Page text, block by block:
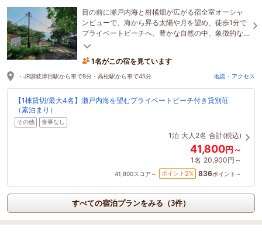
目の前に瀬戸内海と柑橘畑が広がる宿全室オーシャ
ンビューで、海から昇る太陽や月を望め、徒歩1分で
プライベートビーチへ。豊かな自然の中、象徴的な
クヌギの木もあり、あるべき自然に触れる場所で
1名がこの宿を見ています
・JR讃岐津田駅から車で8分・高松駅から車で45分 地図・アクセス
【1棟貸切/最大4名】瀬戸内海を望むプライベートビーチ付き貸別荘
（素泊まり）
その他 食事なし
1泊 大人2名 合計(税込)
41,800円～
1名 20,900円～
41,800スコア～ ポイント 2% 836ポイント～
すべての宿泊プランをみる（3件）